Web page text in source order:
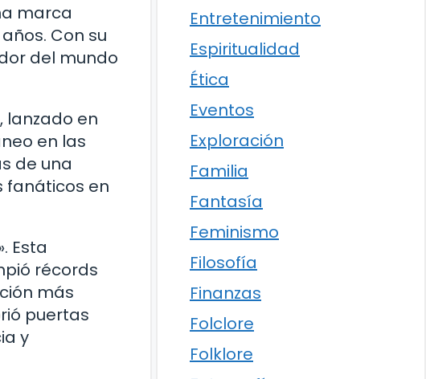
marca
Con su
del mundo
lanzado en
en las
de una
fanáticos en
Esta
récords
más
puertas
y
Entretenimiento
Espiritualidad
Ética
Eventos
Exploración
Familia
Fantasía
Feminismo
Filosofía
Finanzas
Folclore
Folklore